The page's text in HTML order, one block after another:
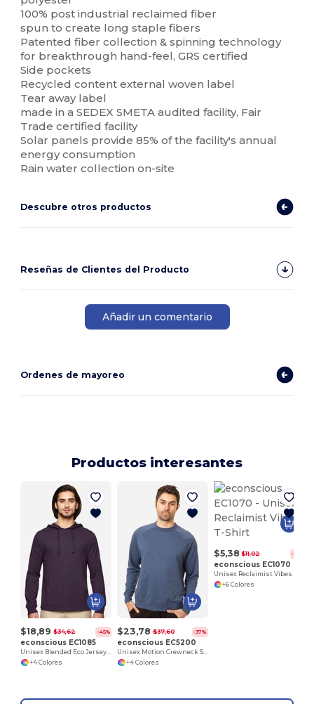
100% post industrial reclaimed fiber
spun to create long staple fibers
Patented fiber collection & spinning technology
for breakthrough hand-feel, GRS certified
Side pockets
Recycled content external woven label
Tear away label
made in a SEDEX SMETA audited facility, Fair
Trade certified facility
Solar panels provide 85% of the facility's annual
energy consumption
Rain water collection on-site
Descubre otros productos
Reseñas de Clientes del Producto
Añadir un comentario
Ordenes de mayoreo
Productos interesantes
$18,89 $34,62 -45%
econscious EC1085
Unisex Blended Eco Jersey Pullover Hoodie
+4 Colores
$23,78 $37,60 -37%
econscious EC5200
Unisex Motion Crewneck Sweatshirt
+4 Colores
$5,38 $11,02 -51%
econscious EC1070
+6 Colores